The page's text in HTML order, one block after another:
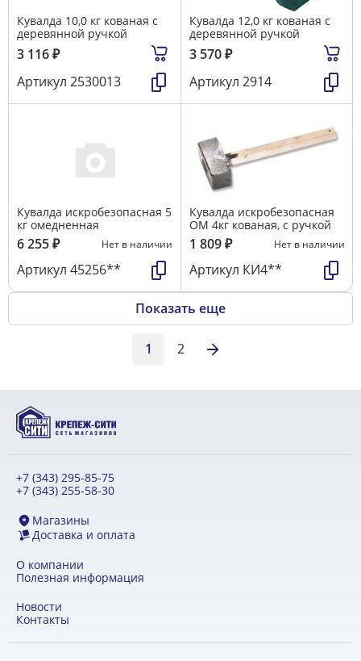
Кувалда 10,0 кг кованая с
деревянной ручкой
3 116₽
Артикул 2530013
Кувалда 12,0 кг кованая с
деревянной ручкой
3 570₽
Артикул 2914
Кувалда искробезопасная 5
кг омедненная
6 255₽ Нет в наличии
Артикул 45256**
Кувалда искробезопасная
ОМ 4кг кованая, с ручкой
1 809₽ Нет в наличии
Артикул КИ4**
Показать еще
1 2
+7 (343) 295-85-75
+7 (343) 255-58-30
Магазины
Доставка и оплата
О компании
Полезная информация
Новости
Контакты